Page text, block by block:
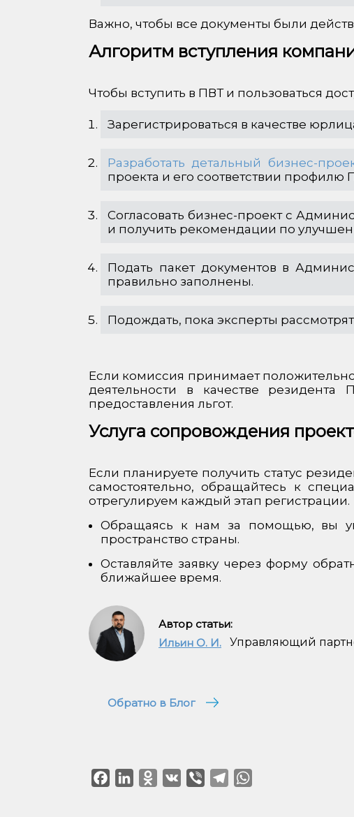
Важно, чтобы все документы были
Алгоритм вступления
Чтобы вступить в ПВТ и пользоваться
Зарегистрироваться в качестве
Разработать детальный бизнес-
проекта и его соответствии профилю
Согласовать бизнес-проект с
и получить рекомендации по
Подать пакет документов в
правильно заполнены.
Подождать, пока эксперты
Если комиссия принимает
деятельности в качестве
предоставления льгот.
Услуга сопровождения
Если планируете получить статус
самостоятельно, обращайтесь к
отрегулируем каждый этап регистрации.
Обращаясь к нам за помощью, вы
пространство страны.
Оставляйте заявку через форму
ближайшее время.
Автор статьи:
Ильин О. И.
Управляющий
Обратно в Блог
FacebookLinkedInOdnoklassniki
VK Viber Telegram